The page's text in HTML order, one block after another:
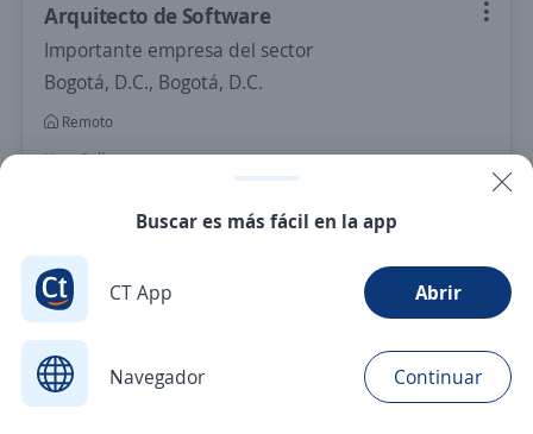
Arquitecto de Software
Importante empresa del sector
Bogotá, D.C., Bogotá, D.C.
Remoto
Hace 3 días
Empleos similares
Gerente comercial
Buscar es más fácil en la app
CT App Abrir
Navegador Continuar